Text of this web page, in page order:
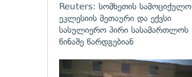
Reuters: სომხეთის სამოციქულო
ეკლესიის მეთაური და ექვსი
სასულიერო პირი სასამართლოს
წინაშე წარდგებიან